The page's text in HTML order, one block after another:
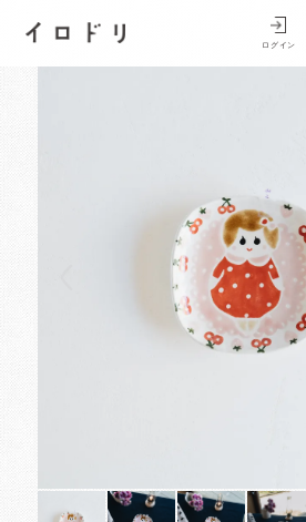
イロドリ
ログイン